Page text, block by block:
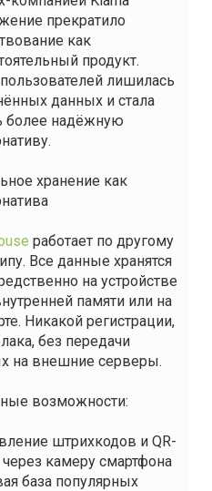
прекратило
как
продукт.
лишилась
данных и стала
более надёжную
хранение как
работает по другому
Все данные хранятся
на устройстве
памяти или на
Никакой регистрации,
без передачи
на внешние серверы.
возможности:
штрихкодов и QR-
камеру смартфона
база популярных